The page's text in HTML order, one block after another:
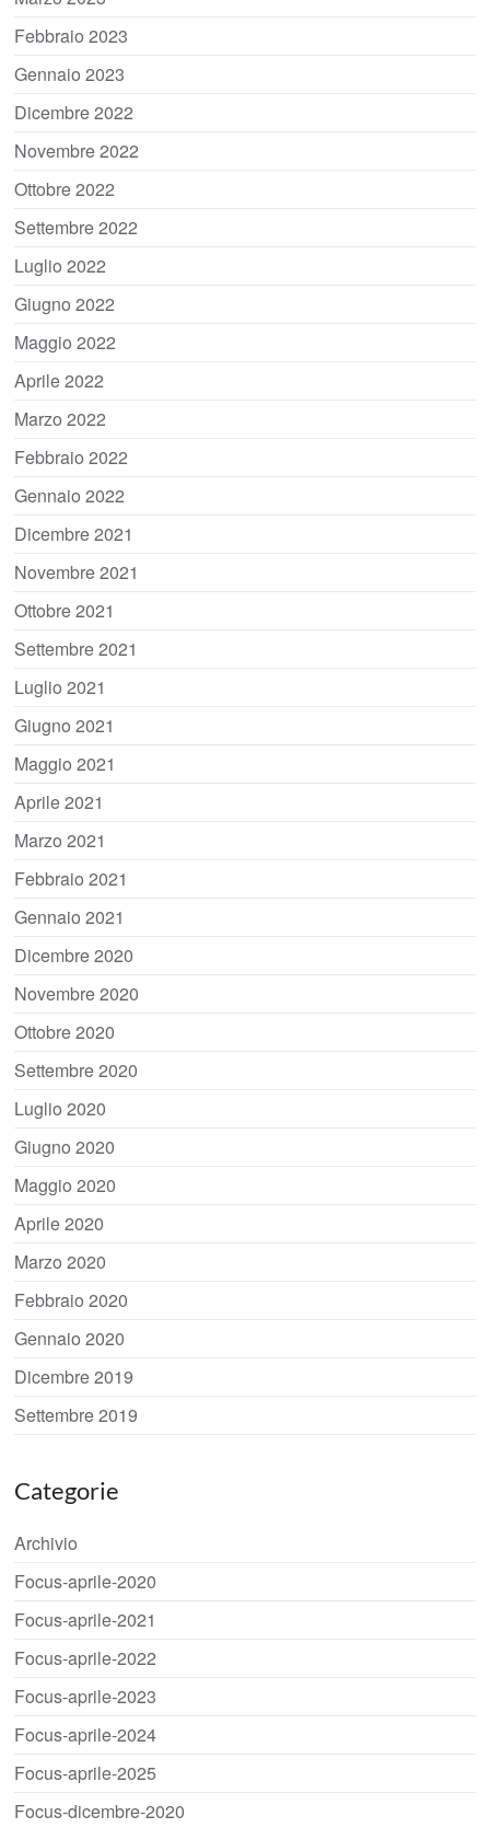
Febbraio 2023
Gennaio 2023
Dicembre 2022
Novembre 2022
Ottobre 2022
Settembre 2022
Luglio 2022
Giugno 2022
Maggio 2022
Aprile 2022
Marzo 2022
Febbraio 2022
Gennaio 2022
Dicembre 2021
Novembre 2021
Ottobre 2021
Settembre 2021
Luglio 2021
Giugno 2021
Maggio 2021
Aprile 2021
Marzo 2021
Febbraio 2021
Gennaio 2021
Dicembre 2020
Novembre 2020
Ottobre 2020
Settembre 2020
Luglio 2020
Giugno 2020
Maggio 2020
Aprile 2020
Marzo 2020
Febbraio 2020
Gennaio 2020
Dicembre 2019
Settembre 2019
Categorie
Archivio
Focus-aprile-2020
Focus-aprile-2021
Focus-aprile-2022
Focus-aprile-2023
Focus-aprile-2024
Focus-aprile-2025
Focus-dicembre-2020